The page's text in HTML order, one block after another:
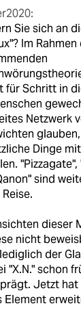
Sie sich an
Im
für Schritt in
Netzwerk
Dinge
sind
dieser
nicht
der
"X.N." schon
Jetzt hat
Element